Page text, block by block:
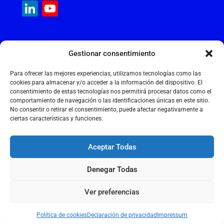
Gestionar consentimiento
Para ofrecer las mejores experiencias, utilizamos tecnologías como las
cookies para almacenar y/o acceder a la información del dispositivo. El
consentimiento de estas tecnologías nos permitirá procesar datos como el
comportamiento de navegación o las identificaciones únicas en este sitio.
No consentir o retirar el consentimiento, puede afectar negativamente a
ciertas características y funciones.
Aceptar Todas
Denegar Todas
Ver preferencias
Política de cookiesDeclaración de privacidad Impressum
c
e
b
o
k
ai
A
p
dI
n
a
m
LinkedIn
Calle Cantir, 12 – Nave 7
Polígono Industrial Magarola
08292 Esparreguera – Barcelona
+34 934 397 038
info@maquinariainternacional.com
Política de privacidad
2026 © MAQUINARIA INTERNACIONAL S.L.